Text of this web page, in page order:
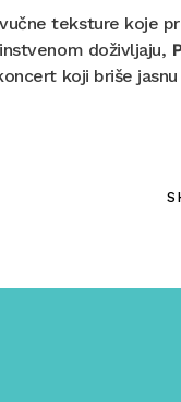
teksture koje
doživljaju,
koji briše